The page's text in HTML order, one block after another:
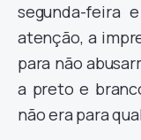
segunda-feira
atenção, a
para não
a preto e
não era para